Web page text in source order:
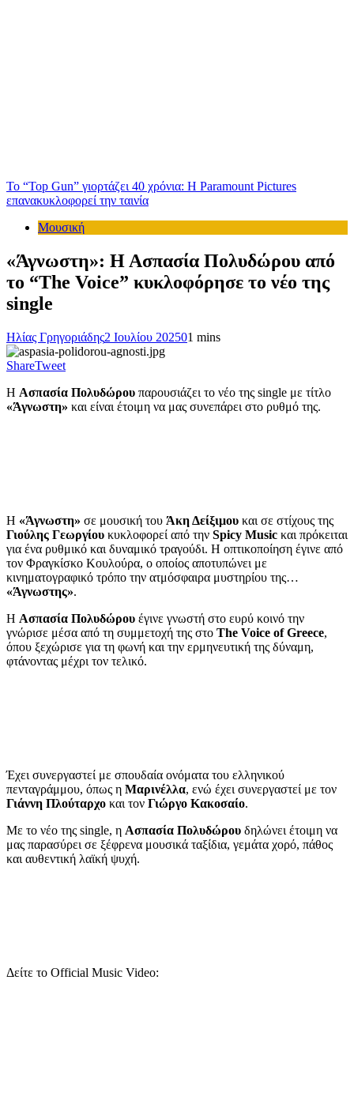
Το “Top Gun” γιορτάζει 40 χρόνια: Η Paramount Pictures
επανακυκλοφορεί την ταινία
Μουσική
«Άγνωστη»: Η Ασπασία Πολυδώρου από
το “The Voice” κυκλοφόρησε το νέο της
single
Ηλίας Γρηγοριάδης2 Ιουλίου 202501 mins
ShareTweet
Η Ασπασία Πολυδώρου παρουσιάζει το νέο της single με τίτλο
«Άγνωστη» και είναι έτοιμη να μας συνεπάρει στο ρυθμό της.
Η «Άγνωστη» σε μουσική του Άκη Δείξιμου και σε στίχους της
Γιούλης Γεωργίου κυκλοφορεί από την Spicy Music και πρόκειται
για ένα ρυθμικό και δυναμικό τραγούδι. Η οπτικοποίηση έγινε από
τον Φραγκίσκο Κουλούρα, ο οποίος αποτυπώνει με
κινηματογραφικό τρόπο την ατμόσφαιρα μυστηρίου της…
«Άγνωστης».
Η Ασπασία Πολυδώρου έγινε γνωστή στο ευρύ κοινό την
γνώρισε μέσα από τη συμμετοχή της στο The Voice of Greece,
όπου ξεχώρισε για τη φωνή και την ερμηνευτική της δύναμη,
φτάνοντας μέχρι τον τελικό.
Έχει συνεργαστεί με σπουδαία ονόματα του ελληνικού
πενταγράμμου, όπως η Μαρινέλλα, ενώ έχει συνεργαστεί με τον
Γιάννη Πλούταρχο και τον Γιώργο Κακοσαίο.
Με το νέο της single, η Ασπασία Πολυδώρου δηλώνει έτοιμη να
μας παρασύρει σε ξέφρενα μουσικά ταξίδια, γεμάτα χορό, πάθος
και αυθεντική λαϊκή ψυχή.
Δείτε το Official Music Video: